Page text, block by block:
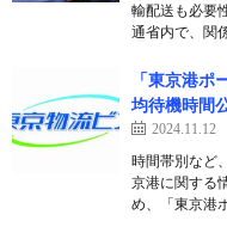
輸配送も必要
通省内で、関
「東京港
均待機時間
2024.11.12
時間帯別など
京港に関する
め、「東京港